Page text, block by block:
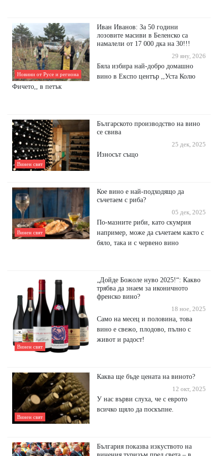
Новини от Русе и региона
Иван Иванов: За 50 години
лозовите масиви в Беленско са
намалели от 17 000 дка на 30!!!
29 яну, 2026
Бяла избира най-добро домашно
вино в Експо център ,,Уста Колю
Фичето,, в петък
Винен свят
Българското производство на вино
се свива
25 дек, 2025
Износът също
Винен свят
Кое вино е най-подходящо да
съчетаем с риба?
05 дек, 2025
По-мазните риби, като скумрия
например, може да съчетаем както с
бяло, така и с червено вино
Винен свят
„Дойде Божоле нуво 2025!“: Какво
трябва да знаем за иконичното
френско вино?
18 ное, 2025
Само на месец и половина, това
вино е свежо, плодово, пълно с
живот и радост!
Винен свят
Каква ще бъде цената на виното?
12 окт, 2025
У нас върви слуха, че с еврото
всичко щяло да поскъпне.
България показва изкуството на
винения туризъм пред света – в